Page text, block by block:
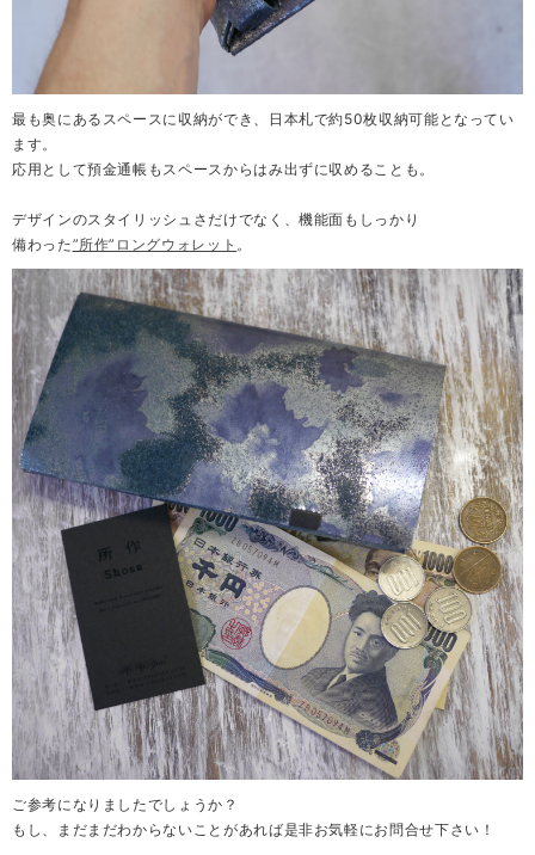
最も奥にあるスペースに収納ができ、日本札で約50枚収納可能となってい
ます。
応用として預金通帳もスペースからはみ出ずに収めることも。
デザインのスタイリッシュさだけでなく、機能面もしっかり
備わった”所作”ロングウォレット 。
ご参考になりましたでしょうか？
もし、まだまだわからないことがあれば是非お気軽にお問合せ下さい！